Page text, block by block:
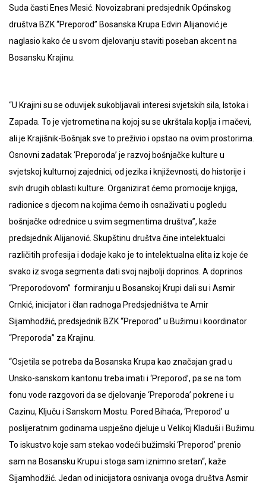
Suda časti Enes Mesić. Novoizabrani predsjednik Općinskog
društva BZK “Preporod” Bosanska Krupa Edvin Alijanović je
naglasio kako će u svom djelovanju staviti poseban akcent na
Bosansku Krajinu.
“U Krajini su se oduvijek sukobljavali interesi svjetskih sila, Istoka i
Zapada. To je vjetrometina na kojoj su se ukrštala koplja i mačevi,
ali je Krajišnik-Bošnjak sve to preživio i opstao na ovim prostorima.
Osnovni zadatak ‘Preporoda’ je razvoj bošnjačke kulture u
svjetskoj kulturnoj zajednici, od jezika i književnosti, do historije i
svih drugih oblasti kulture. Organizirat ćemo promocije knjiga,
radionice s djecom na kojima ćemo ih osnaživati u pogledu
bošnjačke odrednice u svim segmentima društva”, kaže
predsjednik Alijanović. Skupštinu društva čine intelektualci
različitih profesija i dodaje kako je to intelektualna elita iz koje će
svako iz svoga segmenta dati svoj najbolji doprinos. A doprinos
“Preporodovom” formiranju u Bosanskoj Krupi dali su i Asmir
Crnkić, inicijator i član radnoga Predsjedništva te Amir
Sijamhodžić, predsjednik BZK “Preporod” u Bužimu i koordinator
“Preporoda” za Krajinu.
“Osjetila se potreba da Bosanska Krupa kao značajan grad u
Unsko-sanskom kantonu treba imati i ‘Preporod’, pa se na tom
fonu vode razgovori da se djelovanje ‘Preporoda’ pokrene i u
Cazinu, Ključu i Sanskom Mostu. Pored Bihaća, ‘Preporod’ u
poslijeratnim godinama uspješno djeluje u Velikoj Kladuši i Bužimu.
To iskustvo koje sam stekao vodeći bužimski ‘Preporod’ prenio
sam na Bosansku Krupu i stoga sam iznimno sretan“, kaže
Sijamhodžić. Jedan od inicijatora osnivanja ovoga društva Asmir